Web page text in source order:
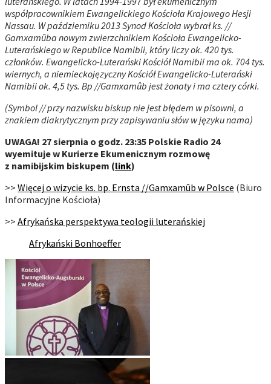
współpracownikiem Ewangelickiego Kościoła Krajowego Hesji
Nassau. W październiku 2013 Synod Kościoła wybrał ks. //
Gamxamûba nowym zwierzchnikiem Kościoła Ewangelicko-
Luterańskiego w Republice Namibii, który liczy ok. 420 tys.
członków. Ewangelicko-Luterański Kościół Namibii ma ok. 704 tys.
wiernych, a niemieckojęzyczny Kościół Ewangelicko-Luterański
Namibii ok. 4,5 tys. Bp //Gamxamûb jest żonaty i ma cztery córki.
(Symbol // przy nazwisku biskup nie jest błędem w pisowni, a
znakiem diakrytycznym przy zapisywaniu słów w języku nama)
UWAGA! 27 sierpnia o godz. 23:35 Polskie Radio 24
wyemituje w Kurierze Ekumenicznym rozmowę
z namibijskim biskupem (link)
>> Więcej o wizycie ks. bp. Ernsta //Gamxamûb w Polsce (Biuro
Informacyjne Kościoła)
>> Afrykańska perspektywa teologii luterańskiej
Afrykański Bonhoeffer